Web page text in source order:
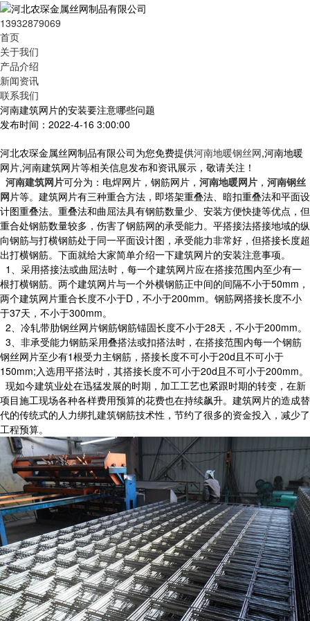
13932879069
首页
关于我们
产品介绍
新闻资讯
联系我们
河南建筑网片的安装要注意哪些问题
发布时间：2022-4-16 3:00:00
河北农琛金属丝网制品有限公司为您免费提供河南地暖钢丝网,河南地暖
网片,河南建筑网片等相关信息发布和资讯展示，敬请关注！
河南建筑网片可分为：电焊网片，钢筋网片， 河南地暖网片 ， 河南钢丝
网片等。建筑网片有三种重合方法，即塔架重叠法、暗扣重叠法和平面设
计图重叠法。重叠法和曲屈法具有钢筋数量少、安装方便快捷等优点，但
重合处钢筋数量较多，伤害了钢筋网的承受能力。平搭接法搭接地域的纵
向钢筋与打横钢筋处于同一平面设计图，承受能力非常好，但搭接长度超
出打横钢筋。下面就给大家简单介绍一下建筑网片的安装注意事项。
1、采用搭接法或曲屈法时，每一个建筑网片应在搭接范围内至少有一
根打横钢筋。两个建筑网片与一个外横钢筋正中间的间隔不小于50mm，
两个建筑网片重合长度不小于D，不小于200mm。钢筋网搭接长度不小
于37天，不小于300mm。
2、冷轧带肋钢丝网片钢筋钢筋锚固长度不小于28天，不小于200mm。
3、非承受能力钢筋采用叠搭法或扣搭法时，在搭接范围内每一个钢筋
钢丝网片至少有1根受力主钢筋，搭接长度不可小于20d且不可小于
150mm;入选用平搭法时，其搭接长度不可小于20d且不可小于200mm。
现如今建筑业处在迅猛发展的时期，加工工艺也紧跟时期的转变，在新
项目施工现场各种各样费用预算的花费也在持续飙升。建筑网片的造成替
代的传统式的人力绑扎建筑钢筋技术性，节约了很多的资金投入，减少了
工程预算。